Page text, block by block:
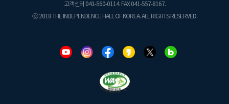
고객센터 041-560-0114. FAX 041-557-8167.
ⓒ 2018 THE INDEPENDENCE HALL OF KOREA. ALL RIGHTS RESERVED.